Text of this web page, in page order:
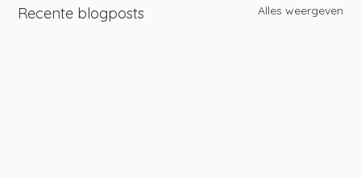
Recente blogposts Alles weergeven